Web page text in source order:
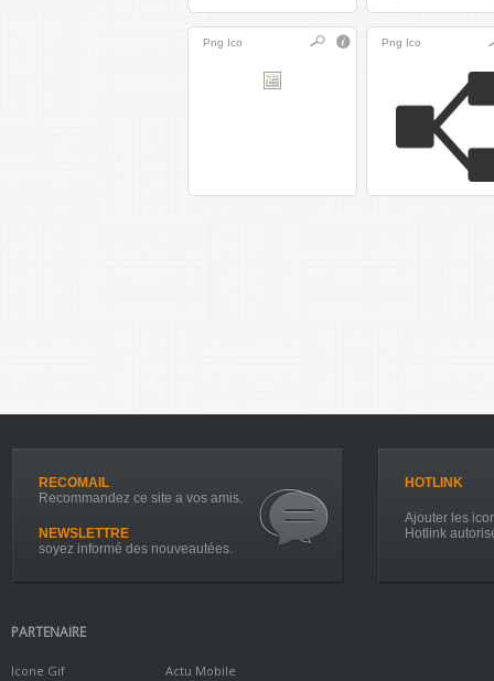
Png Ico Png Ico
RECOMAIL
Recommandez ce site a vos amis.
NEWSLETTRE
soyez informé des nouveautées.
HOTLINK
Ajouter les
Hotlink
PARTENAIRE
Icone Gif
Actu Mobile